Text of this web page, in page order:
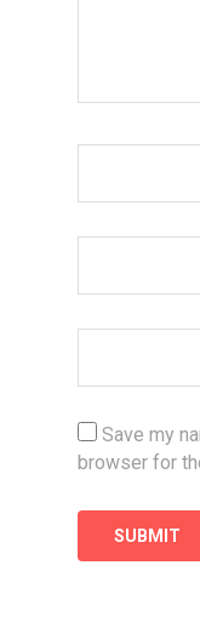
Save my
browser for